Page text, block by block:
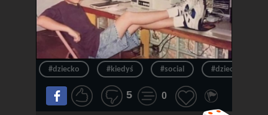
#dziecko #kiedyś #social #dzieciak
5 0